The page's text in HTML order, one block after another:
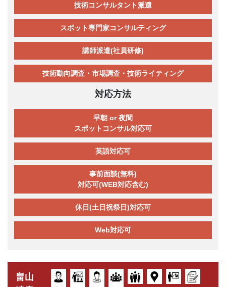
技術コンサルタント派遣
スポット専門家コンサルティング
講師派遣(社員研修)
技術動向調査・市場調査・技術ライティング
対応方法
早朝 or 夜間
スポットコンサル対応可
英語対応可
事前面談(無料)
対応可(WEB対応含む)
休日(土日祝祭日)対応可
Web対応可
畠山